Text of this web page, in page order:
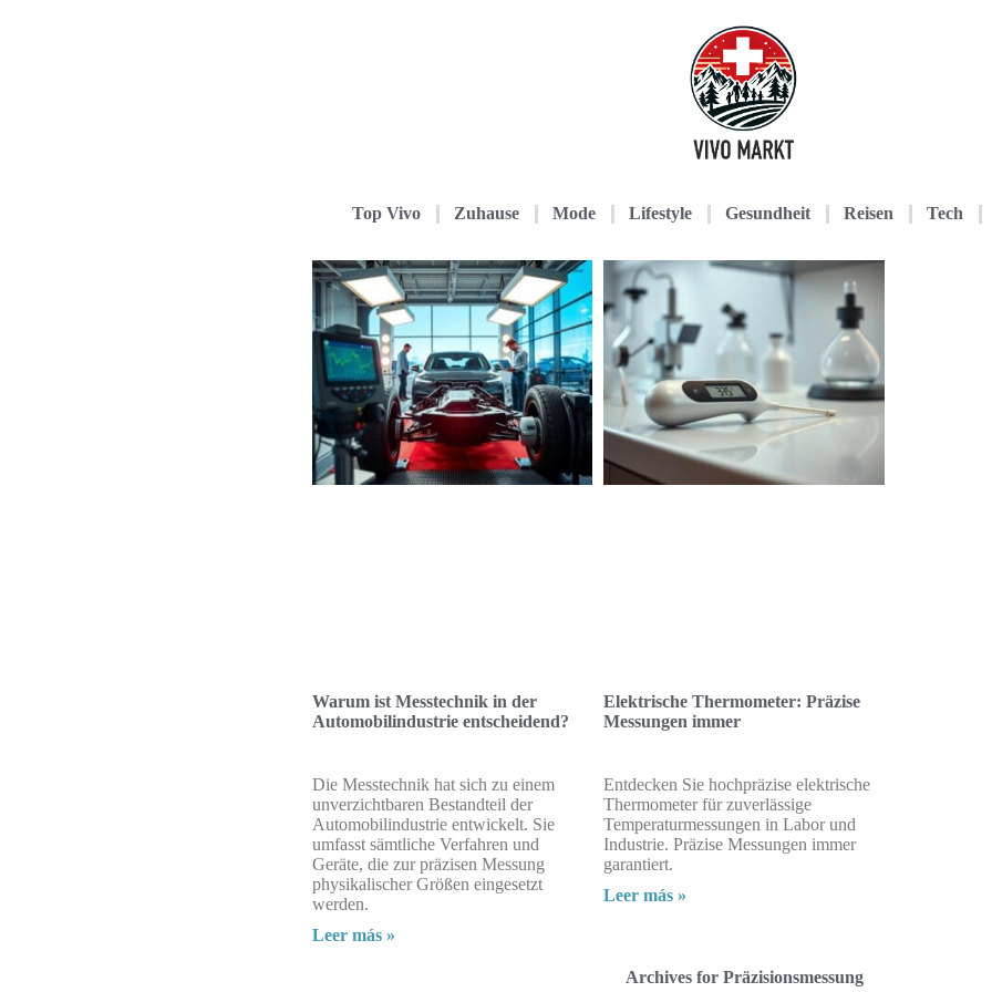
Top Vivo Zuhause Mode Lifestyle Gesundheit Reisen Tech
Warum ist Messtechnik in der
Automobilindustrie entscheidend?
Die Messtechnik hat sich zu einem
unverzichtbaren Bestandteil der
Automobilindustrie entwickelt. Sie
umfasst sämtliche Verfahren und
Geräte, die zur präzisen Messung
physikalischer Größen eingesetzt
werden.
Leer más »
Elektrische Thermometer: Präzise
Messungen immer
Entdecken Sie hochpräzise elektrische
Thermometer für zuverlässige
Temperaturmessungen in Labor und
Industrie. Präzise Messungen immer
garantiert.
Leer más »
Archives for Präzisionsmessung